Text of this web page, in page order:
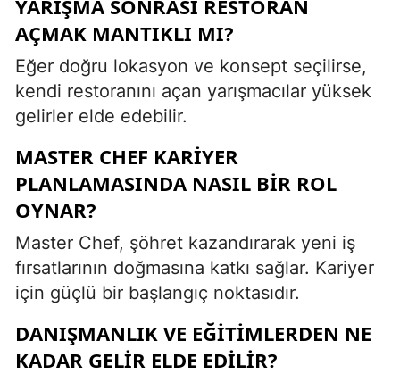
YARIŞMA SONRASI RESTORAN
AÇMAK MANTIKLI MI?
Eğer doğru lokasyon ve konsept seçilirse,
kendi restoranını açan yarışmacılar yüksek
gelirler elde edebilir.
MASTER CHEF KARIYER
PLANLAMASINDA NASIL BIR ROL
OYNAR?
Master Chef, şöhret kazandırarak yeni iş
fırsatlarının doğmasına katkı sağlar. Kariyer
için güçlü bir başlangıç noktasıdır.
DANIŞMANLIK VE EĞITIMLERDEN NE
KADAR GELIR ELDE EDILIR?